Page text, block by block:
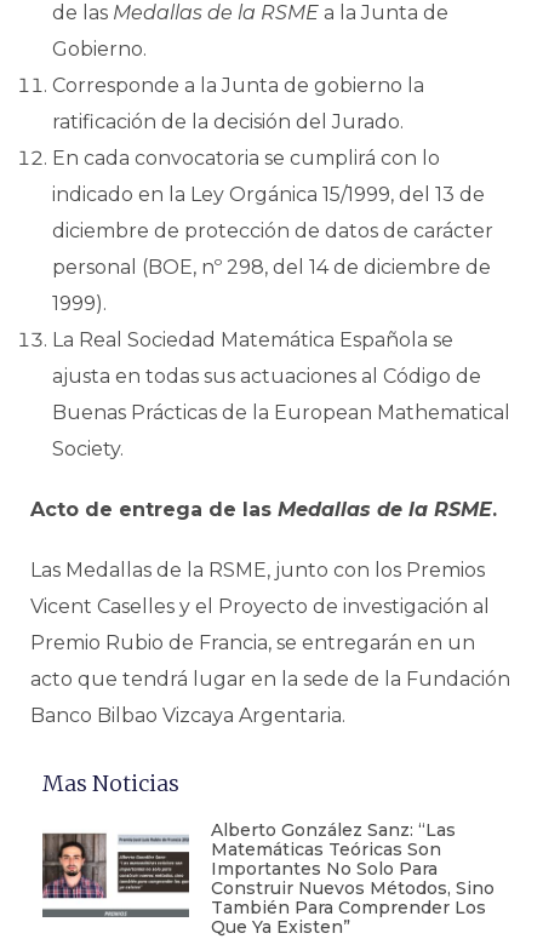
de las Medallas de la RSME a la Junta de
Gobierno.
Corresponde a la Junta de gobierno la
ratificación de la decisión del Jurado.
En cada convocatoria se cumplirá con lo
indicado en la Ley Orgánica 15/1999, del 13 de
diciembre de protección de datos de carácter
personal (BOE, nº 298, del 14 de diciembre de
1999).
La Real Sociedad Matemática Española se
ajusta en todas sus actuaciones al Código de
Buenas Prácticas de la European Mathematical
Society.
Acto de entrega de las Medallas de la RSME.
Las Medallas de la RSME, junto con los Premios
Vicent Caselles y el Proyecto de investigación al
Premio Rubio de Francia, se entregarán en un
acto que tendrá lugar en la sede de la Fundación
Banco Bilbao Vizcaya Argentaria.
Mas Noticias
Alberto González Sanz: “Las
Matemáticas Teóricas Son
Importantes No Solo Para
Construir Nuevos Métodos, Sino
También Para Comprender Los
Que Ya Existen”